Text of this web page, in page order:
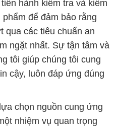
hành kiểm tra và kiểm
để đảm bảo rằng
qua các tiêu chuẩn an
ngặt nhất. Sự tận tâm và
tôi giúp chúng tôi cung
cậy, luôn đáp ứng đúng
chọn nguồn cung ứng
nhiệm vụ quan trọng